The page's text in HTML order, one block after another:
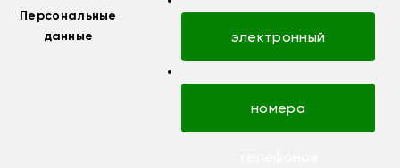
Персональные
данные
отчество
электронный
адрес
номера